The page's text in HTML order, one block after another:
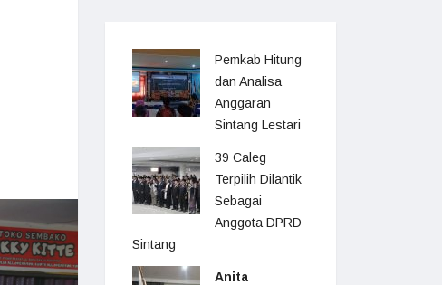
Pemkab Hitung
dan Analisa
Anggaran
Sintang Lestari
39 Caleg
Terpilih Dilantik
Sebagai
Anggota DPRD
Sintang
Anita